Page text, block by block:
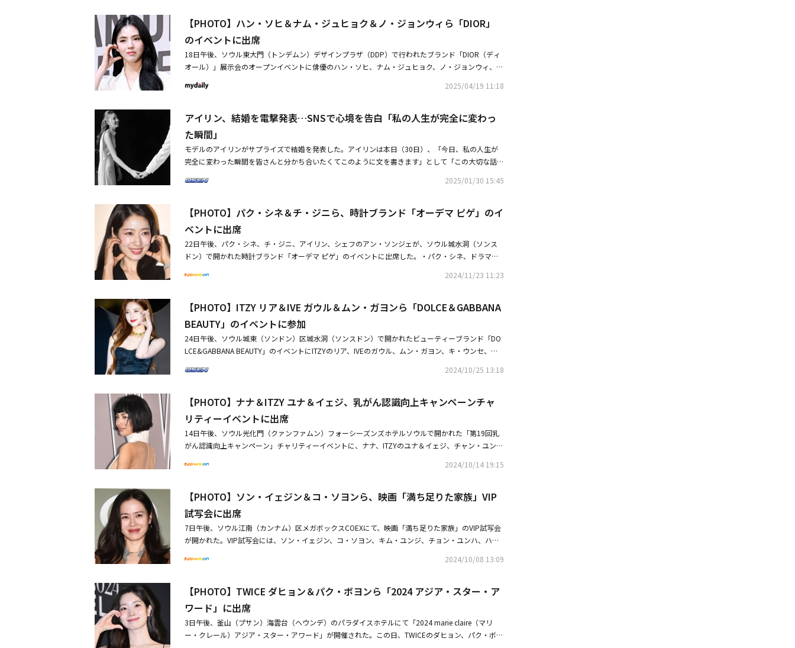
は、アイリン特有の優雅で高級感のある雰囲気と完璧に調和し、まるで一編の映画のようなシーンを
演出した。アイリンは、一般人の実業家と結婚式を挙げる。彼女は韓国国内外で活発に活動中のトッ
プモデルで、ビューティー・ファッション界を代表する顔として愛されている。優雅なイメージと洗
練された感覚で、多数のブランドのミューズとしても活躍中だ。・アイリン、結婚を電撃発表SNSで
心境を告白「私の人生が完全に変わった瞬間」・BIGBANGのG-DRAGONからハ・ジョンウまで「シ
ャネル」とLeeum美術館のイベントに出席
【PHOTO】ハン・ソヒ＆ナム・ジュヒョク＆ノ・ジョンウィら「DIOR」
のイベントに出席
18日午後、ソウル東大門（トンデムン）デザインプラザ（DDP）で行われたブランド「DIOR（ディ
オール）」展示会のオープンイベントに俳優のハン・ソヒ、ナム・ジュヒョク、ノ・ジョンウィ、チ
ン、パク・ヒジョン、ペ・ユニョン、フィギュアスケート選手のチャ・ジュンファン、チャン・ソン
を生きよう」・ナム・ジュヒョク、除隊後の復帰作Netflix新ドラマ「トングン ー呪いの宮ー」セット
スタジオで火災発生
2025/04/19 11:18
アイリン、結婚を電撃発表…SNSで心境を告白「私の人生が完全に変わっ
た瞬間」
モデルのアイリンがサプライズで結婚を発表した。アイリンは本日（30日）、「今日、私の人生が
完全に変わった瞬間を皆さんと分かち合いたくてこのように文を書きます」として「この大切な話
ち合うのが好きでしたが、今回だけは私の心の近くに置いておきたかった瞬間でした」と伝えた。続
な何かの土台になった愛についての話です。一生を共にしたい人に出会ったということがどれほど大
きな幸せなのか、一日一日改めて感じています」とお相手に言及した。さらに、「これからも気楽で
幸せな方法で少しずつ話していきます。いつも温かい応援を送ってくださる皆様、そして今回の特別
な瞬間を一緒に祝ってくださるすべての方々に心より感謝申し上げます。今でも信じられません。皆
さん～私結婚します！！」と伝えた。アイリンは1987年生まれの38歳で、アメリカのシアトル出身
だ。2012年にファッションモデルとしてデビュー。その後、彼女ならではの個性とエネルギーでク
ばれた。・【PHOTO】パク・シネ＆チ・ジニら、時計ブランド「オーデマ ピゲ」のイベントに出
席・【PHOTO】ITZY リア＆IVE ガウル＆ムン・ガヨンら「DOLCE＆GABBANA BEAUTY」のイベント
に参加
2025/01/30 15:45
【PHOTO】パク・シネ＆チ・ジニら、時計ブランド「オーデマ ピゲ」のイ
ベントに出席
22日午後、パク・シネ、チ・ジニ、アイリン、シェフのアン・ソンジェが、ソウル城水洞（ソンス
ドン）で開かれた時計ブランド「オーデマ ピゲ」のイベントに出席した。・パク・シネ、ドラマ
2024/11/23 11:23
【PHOTO】ITZY リア＆IVE ガウル＆ムン・ガヨンら「DOLCE＆GABBANA
BEAUTY」のイベントに参加
24日午後、ソウル城東（ソンドン）区城水洞（ソンスドン）で開かれたビューティーブランド「DO
LCE&GABBANA BEAUTY」のイベントにITZYのリア、IVEのガウル、ムン・ガヨン、キ・ウンセ、ハ
ものです。写真にばらつきがございますので、予めご了承ください。・ITZY、完全体でカムバック！
の「マリーゴールド」カバーが話題日本の街でスペシャル映像を撮影
2024/10/25 13:18
【PHOTO】ナナ＆ITZY ユナ＆イェジ、乳がん認識向上キャンペーンチャ
リティーイベントに出席
14日午後、ソウル光化門（クァンファムン）フォーシーズンズホテルソウルで開かれた「第19回乳
がん認識向上キャンペーン」チャリティーイベントに、ナナ、ITZYのユナ＆イェジ、チャン・ユンジ
ョン・ホヨン、チョン・ソニ、キム・ミンハ、らが出席した。・ナナ、クールな雰囲気漂う秋コーデ
ビジュアルに注目
2024/10/14 19:15
【PHOTO】ソン・イェジン＆コ・ソヨンら、映画「満ち足りた家族」VIP
試写会に出席
7日午後、ソウル江南（カンナム）区メガボックスCOEXにて、映画「満ち足りた家族」のVIP試写会
が開かれた。VIP試写会には、ソン・イェジン、コ・ソヨン、キム・ユンジ、チョン・ユンハ、ハヨ
ン、チェ・ジョンアン、ソン・ヨンジェ、パク・ジュングム、アイリン、ソン・ジェヒ＆チ・ソヨン
家族」VIP試写会に出席・【PHOTO】イ・ミンホ＆イ・ジュンギ＆イ・ジョンジェら、映画「満ち足
りた家族」VIP試写会に出席
2024/10/08 13:09
【PHOTO】TWICE ダヒョン＆パク・ボヨンら「2024 アジア・スター・ア
ワード」に出席
3日午後、釜山（プサン）海雲台（ヘウンデ）のパラダイスホテルにて「2024 marie claire（マリ
ー・クレール）アジア・スター・アワード」が開催された。この日、TWICEのダヒョン、パク・ボヨ